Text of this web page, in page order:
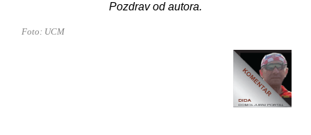
Pozdrav od autora.
Foto: UCM